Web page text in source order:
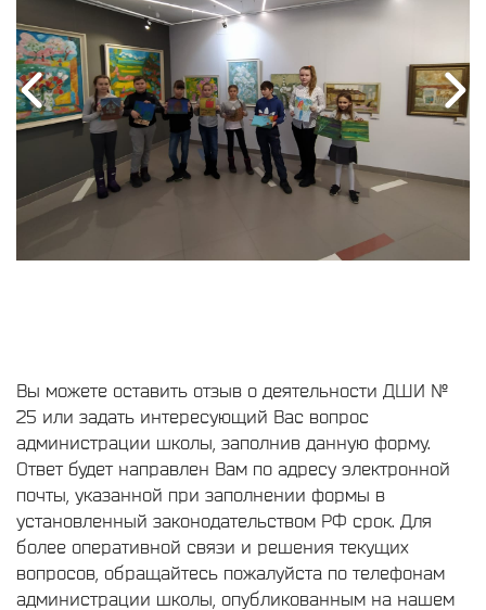
Вы можете оставить отзыв о деятельности ДШИ №
25 или задать интересующий Вас вопрос
администрации школы, заполнив данную форму.
Ответ будет направлен Вам по адресу электронной
почты, указанной при заполнении формы в
установленный законодательством РФ срок. Для
более оперативной связи и решения текущих
вопросов, обращайтесь пожалуйста по телефонам
администрации школы, опубликованным на нашем